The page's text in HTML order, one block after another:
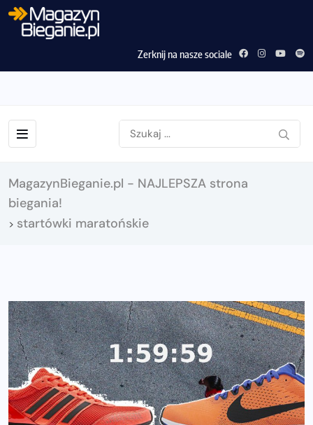
Zerknij na nasze sociale
MagazynBieganie.pl - NAJLEPSZA strona
biegania!
> startówki maratońskie